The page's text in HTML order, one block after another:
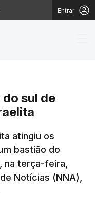
Entrar
sul de
atingiu os
bastião do
na terça-feira,
Notícias (NNA),